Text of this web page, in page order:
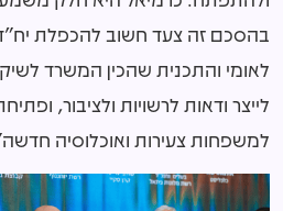
בהסכם זה צעד חשוב להכפלת
לאומי והתכנית שהכין המשרד
לייצר ודאות לרשויות ולציבור,
למשפחות צעירות ואוכלוסיה